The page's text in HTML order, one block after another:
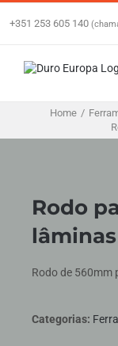
Skip
+351 253 605 140
Home /
Rodo
lâminas
Rodo de 560mm
Categorias: